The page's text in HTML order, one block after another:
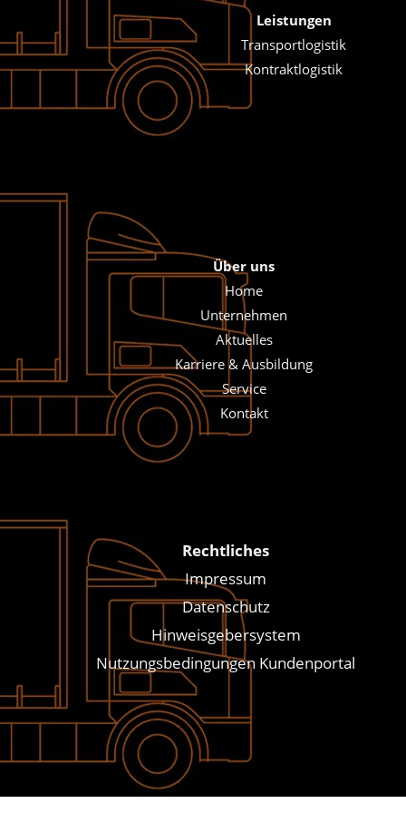
Leistungen
Transportlogistik
Kontraktlogistik
Über uns
Home
Unternehmen
Aktuelles
Karriere & Ausbildung
Service
Kontakt
Rechtliches
Impressum
Datenschutz
Hinweisgebersystem
Nutzungsbedingungen Kundenportal